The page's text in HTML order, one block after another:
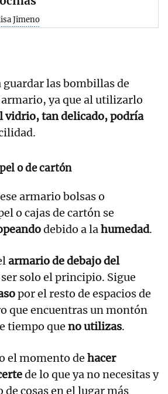
Jimeno
guardar las bombillas de
ya que al utilizarlo
vidrio, tan delicado, podría
o de cartón
armario bolsas o
o cajas de cartón se
debido a lahumedad.
armario de debajo del
solo el principio. Sigue
por el resto de espacios de
que encuentras un montón
tiempo que no utilizas.
el momento de hacer
de lo que ya no necesitas y
de cosas en el lugar más